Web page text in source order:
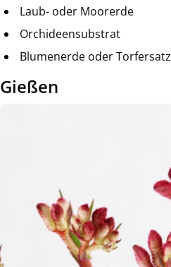
Laub- oder Moorerde
Orchideensubstrat
Blumenerde oder Torfersatz
Gießen